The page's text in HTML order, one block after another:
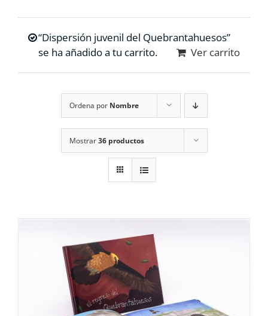
COLABORA
“Dispersión juvenil del Quebrantahuesos”
se ha añadido a tu carrito.
Ver carrito
Ordena por Nombre
Mostrar36 productos